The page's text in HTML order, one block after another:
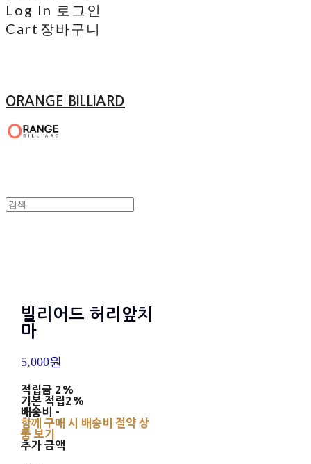
Log In 로그인
Cart 장바구니
ORANGE BILLIARD
빌리어드 허리앞치
마
5,000원
적립금 2%
기본 적립2%
배송비 -
함께 구매 시 배송비 절약 상
품 보기
추가 금액